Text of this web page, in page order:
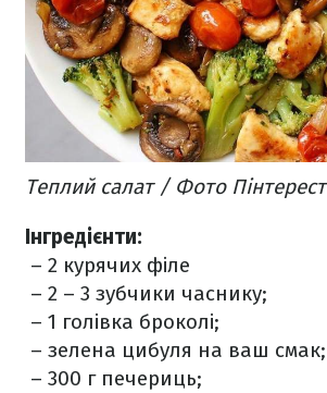
Теплий салат / Фото Пінтерест
Інгредієнти:
– 2 курячих філе
– 2 – 3 зубчики часнику;
– 1 голівка броколі;
– зелена цибуля на ваш смак;
– 300 г печериць;